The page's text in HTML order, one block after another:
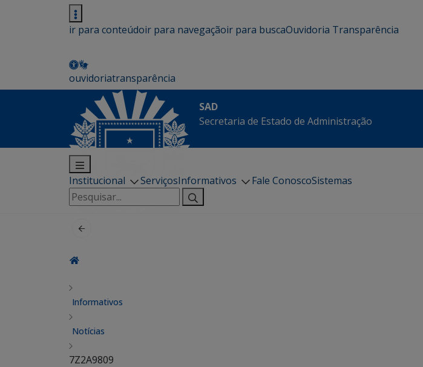
ir para conteúdoir para navegaçãoir para buscaOuvidoria Transparência
ouvidoriatransparência
SAD
Secretaria de Estado de Administração
Institucional ServiçosInformativos Fale ConoscoSistemas
Pesquisar
por:
Informativos
Notícias
7Z2A9809